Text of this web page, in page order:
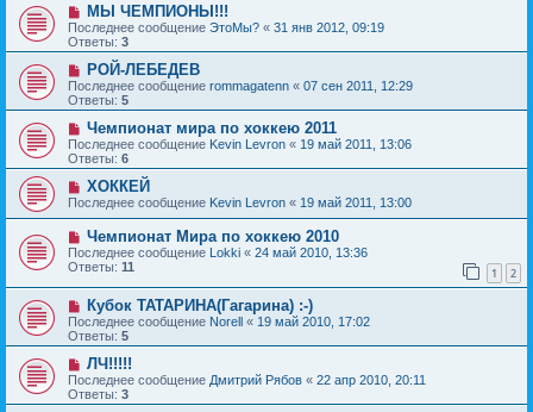
МЫ ЧЕМПИОНЫ!!!
Последнее сообщение ЭтоМы? « 31 янв 2012, 09:19
Ответы: 3
РОЙ-ЛЕБЕДЕВ
Последнее сообщение rommagatenn « 07 сен 2011, 12:29
Ответы: 5
Чемпионат мира по хоккею 2011
Последнее сообщение Kevin Levron « 19 май 2011, 13:06
Ответы: 6
ХОККЕЙ
Последнее сообщение Kevin Levron « 19 май 2011, 13:00
Чемпионат Мира по хоккею 2010
Последнее сообщение Lokki « 24 май 2010, 13:36
Ответы: 11 1 2
Кубок ТАТАРИНА(Гагарина) :-)
Последнее сообщение Norell « 19 май 2010, 17:02
Ответы: 5
ЛЧ!!!!!
Последнее сообщение Дмитрий Рябов « 22 апр 2010, 20:11
Ответы: 3